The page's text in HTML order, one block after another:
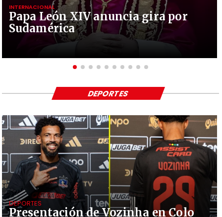
Papa León XIV anuncia gira por
Sudamérica
INTERNACIONAL
Presentación de Vozinha en Colo
DEPORTES
DEPORTES